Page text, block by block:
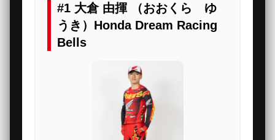
#1 大倉 由揮 （おおくら ゆ
うき）Honda Dream Racing
Bells